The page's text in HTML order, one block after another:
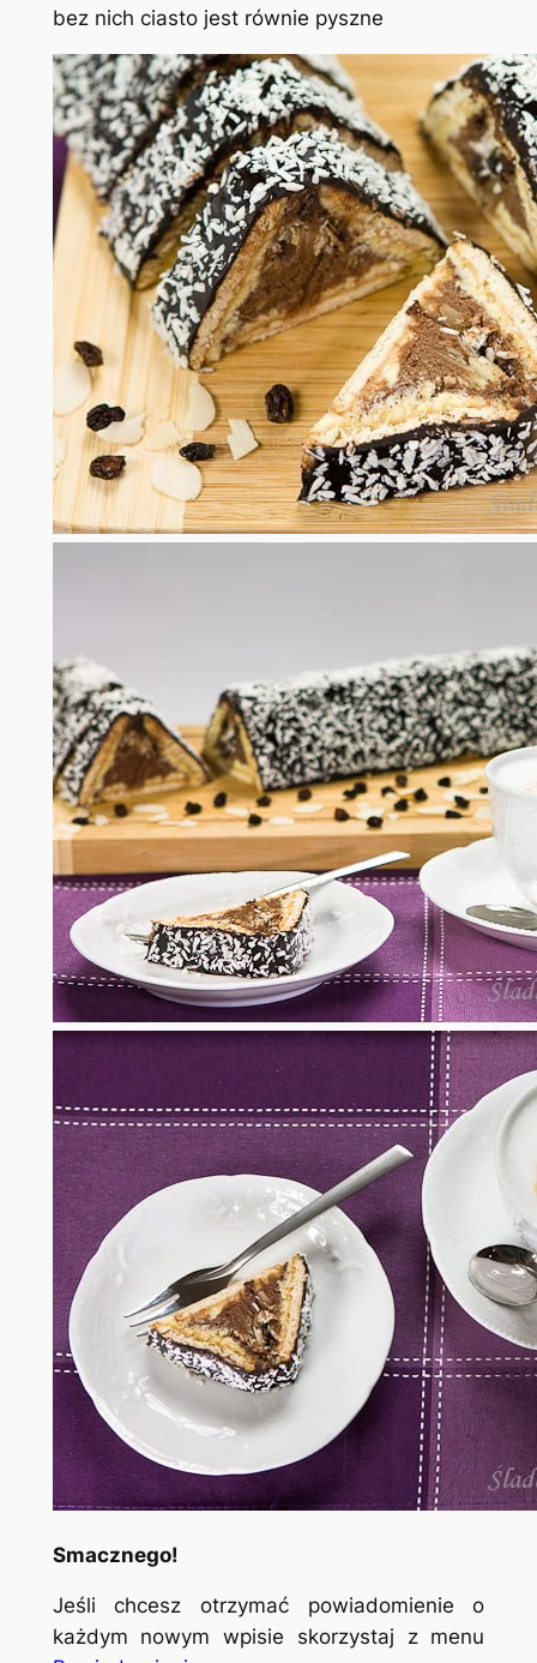
bez nich ciasto jest równie pyszne
Smacznego!
Jeśli chcesz otrzymać powiadomienie o
każdym nowym wpisie skorzystaj z menu